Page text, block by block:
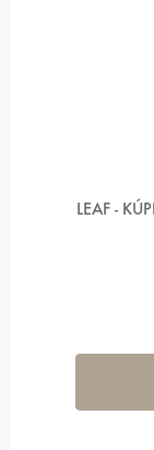
LEAF -